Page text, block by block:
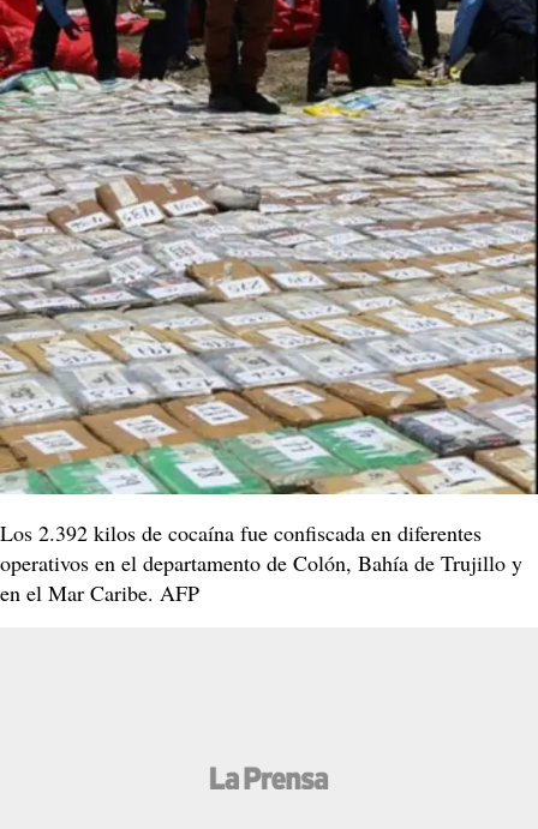
Los 2.392 kilos de cocaína fue confiscada en diferentes
operativos en el departamento de Colón, Bahía de Trujillo y
en el Mar Caribe. AFP